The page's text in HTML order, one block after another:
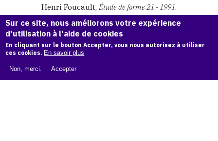
Henri Foucault, Étude de forme 21 - 1991.
Catalogue raisonné Henri Foucault
ark:38997/o171
63
COPIER LA CITATION
Demande d'information
Sur ce site, nous améliorons votre expérience
d'utilisation à l'aide de cookies
En cliquant sur le bouton Accepter, vous nous autorisez à utiliser
ces cookies. En savoir plus
Non, merci. Accepter